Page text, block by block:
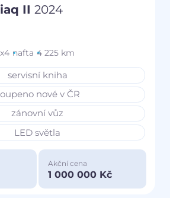
II 2024
nafta 4 225 km
servisní kniha
nové v ČR
zánovní vůz
LED světla
Akční cena
1 000 000 Kč